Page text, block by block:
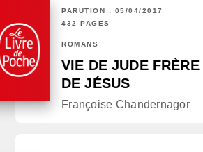
PARUTION : 05/04/2017
432 PAGES
ROMANS
VIE DE JUDE FRÈRE
DE JÉSUS
Françoise Chandernagor